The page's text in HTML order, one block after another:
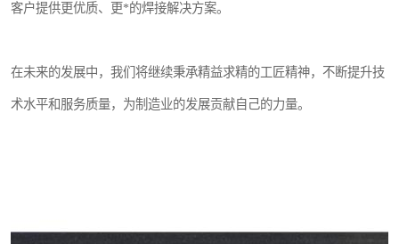
客户提供更优质、更*的焊接解决方案。
在未来的发展中，我们将继续秉承精益求精的工匠精神，不断提升技
术水平和服务质量，为制造业的发展贡献自己的力量。